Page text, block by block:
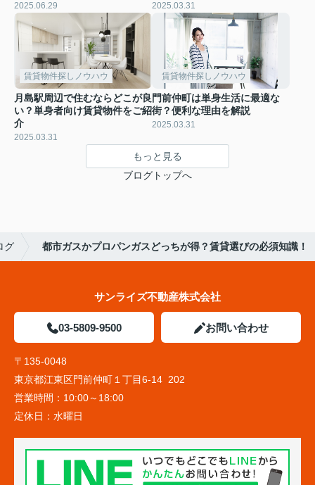
2025.06.29 2025.03.31
賃貸物件探しノウハウ
月島駅周辺で住むならどこが良
い？単身者向け賃貸物件をご紹
介
2025.03.31
賃貸物件探しノウハウ
門前仲町は単身生活に最適な
街？便利な理由を解説
2025.03.31
もっと見る
ブログトップへ
グ 都市ガスかプロパンガスどっちが得？賃貸選びの必須知識！
サンライズ不動産株式会社
03-5809-9500 お問い合わせ
〒135-0048
東京都江東区門前仲町１丁目6-14 202
営業時間： 10:00～18:00
定休日： 水曜日